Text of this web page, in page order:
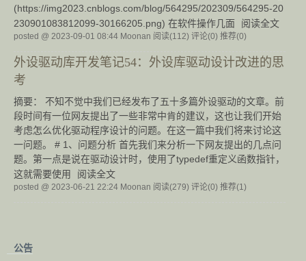
(https://img2023.cnblogs.com/blog/564295/202309/564295-20
230901083812099-30166205.png) 在软件操作几面
阅读全文
posted @ 2023-09-01 08:44 Moonan 阅读(112) 评论(0) 推荐(0)
外设驱动库开发笔记54：外设库驱动设计改进的思
考
摘要： 不知不觉中我们已经发布了五十多篇外设驱动的文章。前
段时间有一位网友提出了一些非常中肯的建议，这也让我们开始
考虑怎么优化驱动程序设计的问题。在这一篇中我们将来讨论这
一问题。 # 1、问题分析 首先我们来分析一下网友提出的几点问
题。第一点是说在驱动设计时，使用了typedef重定义函数指针，
这就需要使用
阅读全文
posted @ 2023-06-21 22:24 Moonan 阅读(279) 评论(0) 推荐(1)
公告